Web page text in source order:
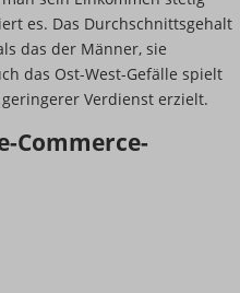
es. Das Durchschnittsgehalt
das der Männer, sie
das Ost-West-Gefälle spielt
Verdienst erzielt.
Commerce-